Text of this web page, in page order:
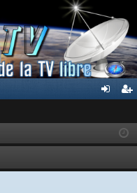
ar
ist
rs